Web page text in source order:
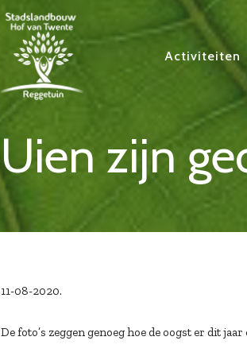
Activiteiten
Uien zijn
11-08-2020.
De foto’s zeggen genoeg hoe de oogst er dit